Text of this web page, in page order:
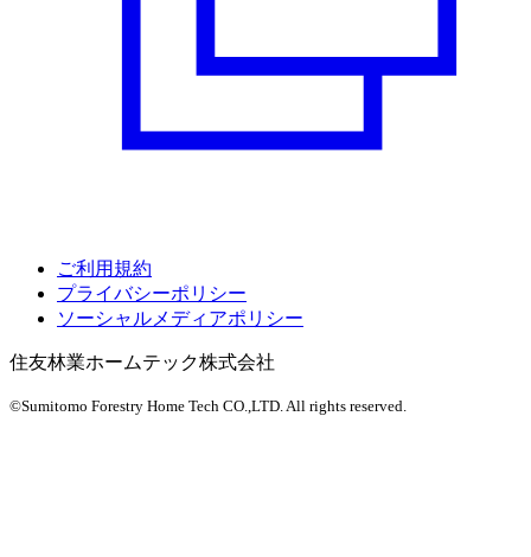
ご利用規約
プライバシーポリシー
ソーシャルメディアポリシー
住友林業ホームテック株式会社
©Sumitomo Forestry Home Tech CO.,LTD. All rights reserved.